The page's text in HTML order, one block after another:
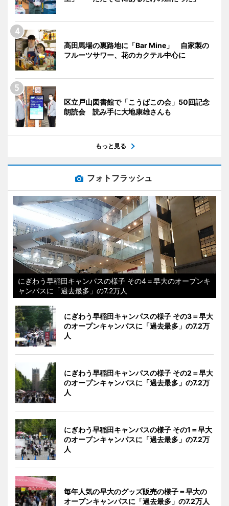
高田馬場の裏路地に「Bar Mine」 自家製の
フルーツサワー、花のカクテル中心に
区立戸山図書館で「こうばこの会」50回記念
朗読会 読み手に大地康雄さんも
もっと見る
フォトフラッシュ
にぎわう早稲田キャンパスの様子 その4＝早大のオープンキ
ャンパスに「過去最多」の7.2万人
にぎわう早稲田キャンパスの様子 その3＝早大
のオープンキャンパスに「過去最多」の7.2万
人
にぎわう早稲田キャンパスの様子 その2＝早大
のオープンキャンパスに「過去最多」の7.2万
人
にぎわう早稲田キャンパスの様子 その1＝早大
のオープンキャンパスに「過去最多」の7.2万
人
毎年人気の早大のグッズ販売の様子＝早大の
オープンキャンパスに「過去最多」の7.2万人